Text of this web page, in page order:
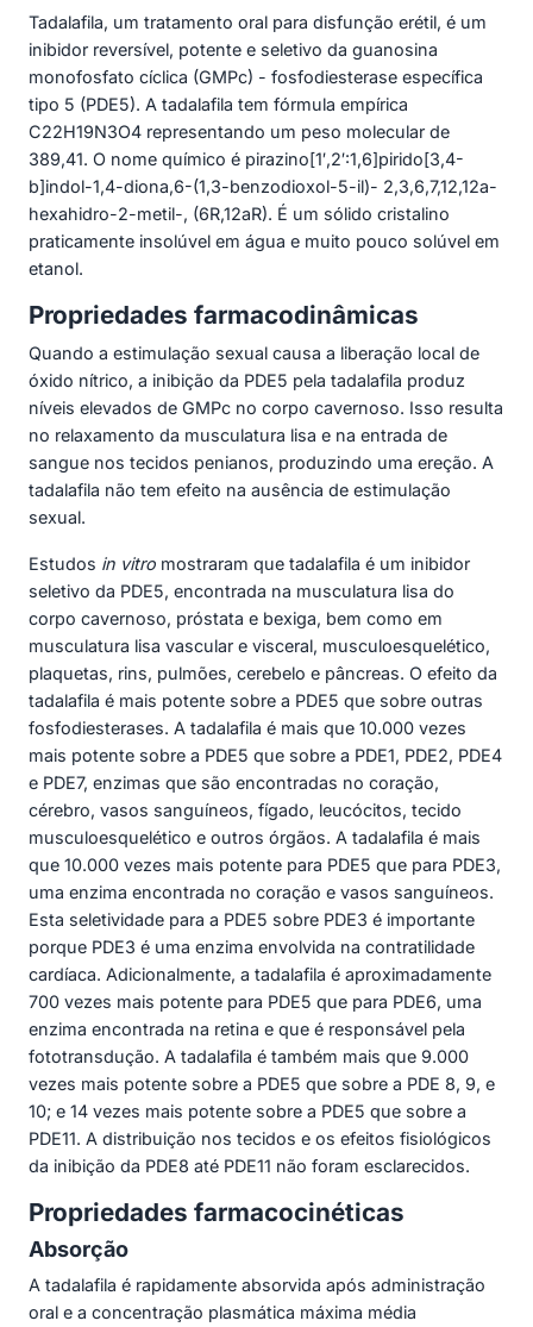
Tadalafila, um tratamento oral para disfunção erétil, é um
inibidor reversível, potente e seletivo da guanosina
monofosfato cíclica (GMPc) - fosfodiesterase específica
tipo 5 (PDE5). A tadalafila tem fórmula empírica
C22H19N3O4 representando um peso molecular de
389,41. O nome químico é pirazino[1′,2′:1,6]pirido[3,4-
b]indol-1,4-diona,6-(1,3-benzodioxol-5-il)- 2,3,6,7,12,12a-
hexahidro-2-metil-, (6R,12aR). É um sólido cristalino
praticamente insolúvel em água e muito pouco solúvel em
etanol.
Propriedades farmacodinâmicas
Quando a estimulação sexual causa a liberação local de
óxido nítrico, a inibição da PDE5 pela tadalafila produz
níveis elevados de GMPc no corpo cavernoso. Isso resulta
no relaxamento da musculatura lisa e na entrada de
sangue nos tecidos penianos, produzindo uma ereção. A
tadalafila não tem efeito na ausência de estimulação
sexual.
Estudos in vitro mostraram que tadalafila é um inibidor
seletivo da PDE5, encontrada na musculatura lisa do
corpo cavernoso, próstata e bexiga, bem como em
musculatura lisa vascular e visceral, musculoesquelético,
plaquetas, rins, pulmões, cerebelo e pâncreas. O efeito da
tadalafila é mais potente sobre a PDE5 que sobre outras
fosfodiesterases. A tadalafila é mais que 10.000 vezes
mais potente sobre a PDE5 que sobre a PDE1, PDE2, PDE4
e PDE7, enzimas que são encontradas no coração,
cérebro, vasos sanguíneos, fígado, leucócitos, tecido
musculoesquelético e outros órgãos. A tadalafila é mais
que 10.000 vezes mais potente para PDE5 que para PDE3,
uma enzima encontrada no coração e vasos sanguíneos.
Esta seletividade para a PDE5 sobre PDE3 é importante
porque PDE3 é uma enzima envolvida na contratilidade
cardíaca. Adicionalmente, a tadalafila é aproximadamente
700 vezes mais potente para PDE5 que para PDE6, uma
enzima encontrada na retina e que é responsável pela
fototransdução. A tadalafila é também mais que 9.000
vezes mais potente sobre a PDE5 que sobre a PDE 8, 9, e
10; e 14 vezes mais potente sobre a PDE5 que sobre a
PDE11. A distribuição nos tecidos e os efeitos fisiológicos
da inibição da PDE8 até PDE11 não foram esclarecidos.
Propriedades farmacocinéticas
Absorção
A tadalafila é rapidamente absorvida após administração
oral e a concentração plasmática máxima média